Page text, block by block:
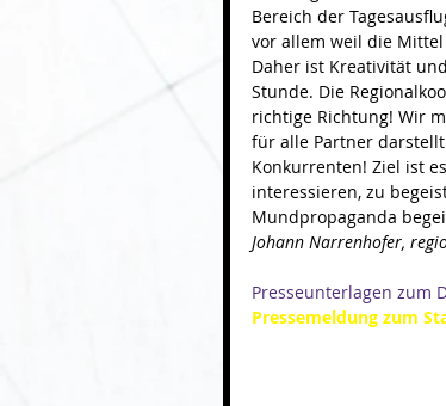
Bereich der
vor allem weil die
Daher ist Kreativität
Stunde. Die
richtige Richtung! Wir
für alle Partner
Konkurrenten! Ziel ist
interessieren, zu
Mundpropaganda
Johann Narrenhofer,
Presseunterlagen zum
Pressemeldung zum